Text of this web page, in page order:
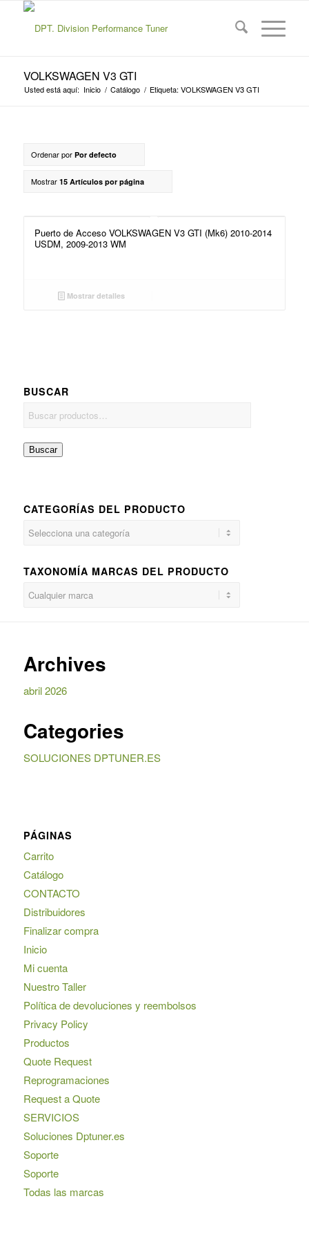
VOLKSWAGEN V3 GTI
Usted está aquí: Inicio / Catálogo / Etiqueta: VOLKSWAGEN V3 GTI
Ordenar por Por defecto
Mostrar 15 Artículos por página
Puerto de Acceso VOLKSWAGEN V3 GTI (Mk6) 2010-2014
USDM, 2009-2013 WM
Mostrar detalles
BUSCAR
Buscar
CATEGORÍAS DEL PRODUCTO
TAXONOMÍA MARCAS DEL PRODUCTO
Archives
abril 2026
Categories
SOLUCIONES DPTUNER.ES
PÁGINAS
Carrito
Catálogo
CONTACTO
Distribuidores
Finalizar compra
Inicio
Mi cuenta
Nuestro Taller
Política de devoluciones y reembolsos
Privacy Policy
Productos
Quote Request
Reprogramaciones
Request a Quote
SERVICIOS
Soluciones Dptuner.es
Soporte
Soporte
Todas las marcas